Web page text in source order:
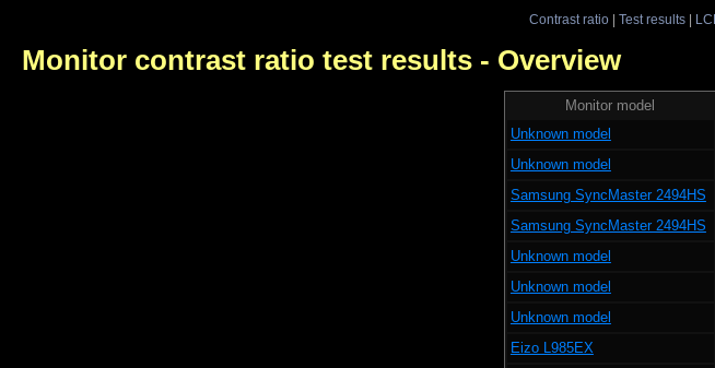
Contrast ratio| Test results|
Monitor contrast ratio test results - Overview
Monitor model
Unknown model
Unknown model
Samsung SyncMaster 2494HS
Samsung SyncMaster 2494HS
Unknown model
Unknown model
Unknown model
Eizo L985EX